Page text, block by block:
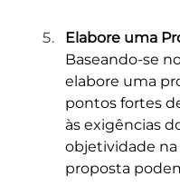
Elabore uma
Baseando-se
elabore uma
pontos fortes
às exigências
objetividade
proposta